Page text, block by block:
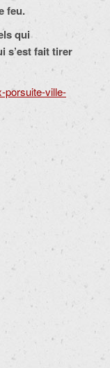
feu.
qui
s’est fait tirer
porsuite-ville-